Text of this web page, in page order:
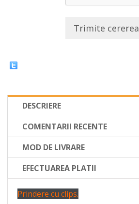
Trimite cererea
DESCRIERE
COMENTARII RECENTE
MOD DE LIVRARE
EFECTUAREA PLATII
Prindere cu clips.